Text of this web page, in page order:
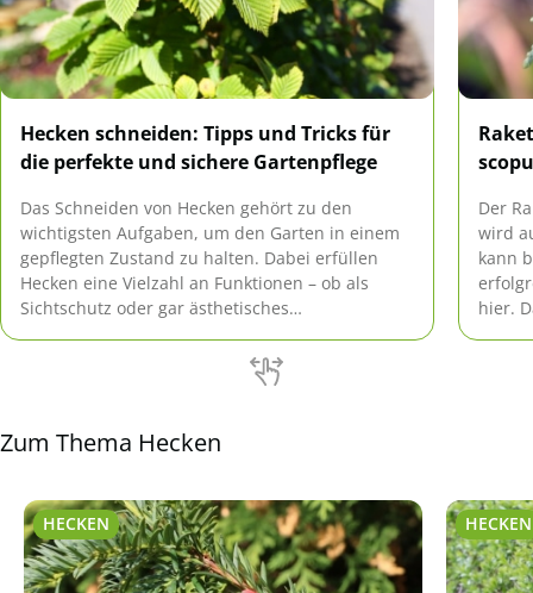
Hecken schneiden: Tipps und Tricks für
die perfekte und sichere Gartenpflege
Das Schneiden von Hecken gehört zu den
wichtigsten Aufgaben, um den Garten in einem
gepflegten Zustand zu halten. Dabei erfüllen
Hecken eine Vielzahl an Funktionen – ob als
Sichtschutz oder gar ästhetisches
Zeitpunkt zum Schneiden? Welche Werkzeuge
eignen sich am besten und wie lassen sich auch
Der
wird
kann
hier.
Zum Thema Hecken
HECKEN HECKEN